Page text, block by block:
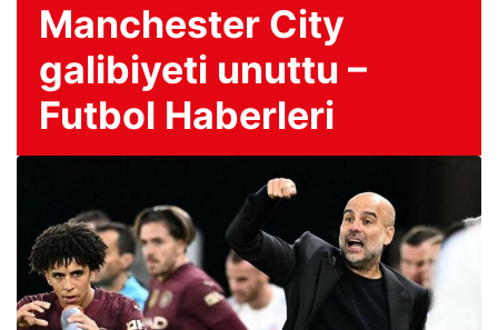
Manchester City
galibiyeti unuttu –
Futbol Haberleri